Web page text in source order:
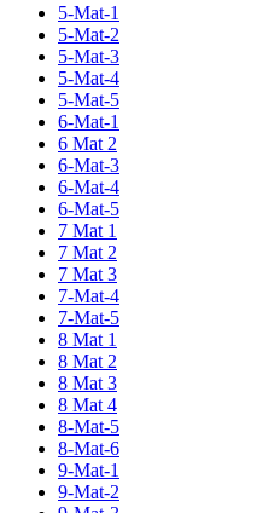
5-Mat-1
5-Mat-2
5-Mat-3
5-Mat-4
5-Mat-5
6-Mat-1
6 Mat 2
6-Mat-3
6-Mat-4
6-Mat-5
7 Mat 1
7 Mat 2
7 Mat 3
7-Mat-4
7-Mat-5
8 Mat 1
8 Mat 2
8 Mat 3
8 Mat 4
8-Mat-5
8-Mat-6
9-Mat-1
9-Mat-2